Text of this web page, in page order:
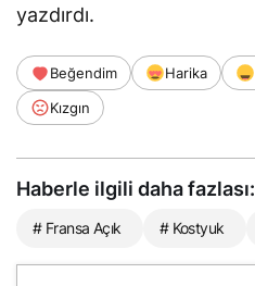
yazdırdı.
Beğendim Harika
Kızgın
Haberle ilgili daha fazlası:
# Fransa Açık # Kostyuk